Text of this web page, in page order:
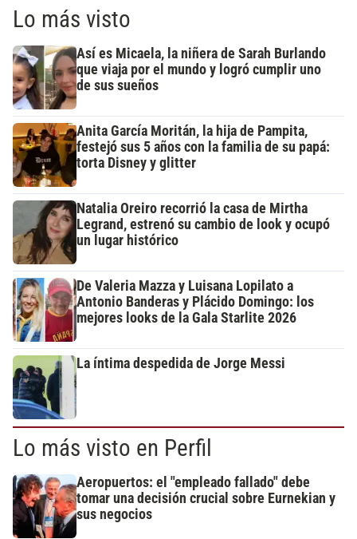
Lo más visto
Así es Micaela, la niñera de Sarah Burlando
que viaja por el mundo y logró cumplir uno
de sus sueños
Anita García Moritán, la hija de Pampita,
festejó sus 5 años con la familia de su papá:
torta Disney y glitter
Natalia Oreiro recorrió la casa de Mirtha
Legrand, estrenó su cambio de look y ocupó
un lugar histórico
De Valeria Mazza y Luisana Lopilato a
Antonio Banderas y Plácido Domingo: los
mejores looks de la Gala Starlite 2026
La íntima despedida de Jorge Messi
Lo más visto en Perfil
Aeropuertos: el "empleado fallado" debe
tomar una decisión crucial sobre Eurnekian y
sus negocios